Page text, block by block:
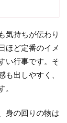
気持ちが伝わり
ほど定番のイメ
い行事です。そ
も出しやすく、
。
身の回りの物は